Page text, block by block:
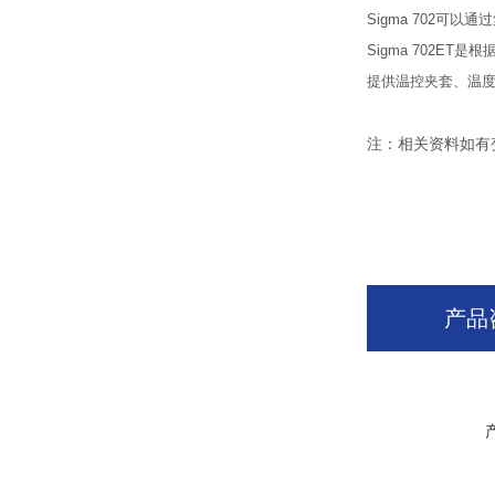
Sigma 702可以通
Sigma 702ET 是根
提供温控夹套、温
注：相关资料如
产品